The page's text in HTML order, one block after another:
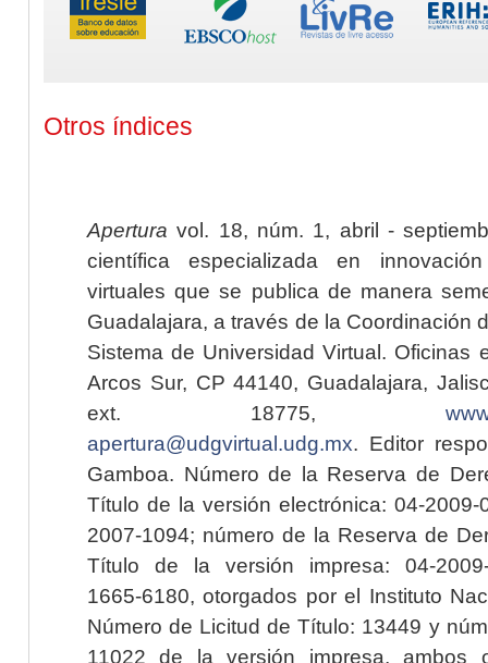
Otros índices
Apertura vol. 18, núm. 1, abril -
científica especializada en
virtuales que se publica de manera
Guadalajara, a través de la Coordinación
Sistema de Universidad Virtual. Oficinas
Arcos Sur, CP 44140, Guadalajara,
ext. 18775,
apertura@udgvirtual.udg.mx. Editor
Gamboa. Número de la Reserva de
Título de la versión electrónica: 04-2009-
2007-1094; número de la Reserva de
Título de la versión impresa: 04-2009-
1665-6180, otorgados por el Instituto
Número de Licitud de Título: 13449 y
11022 de la versión impresa, ambos